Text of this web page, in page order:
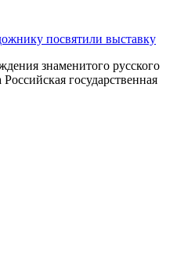
посвятили выставку
знаменитого русского
государственная